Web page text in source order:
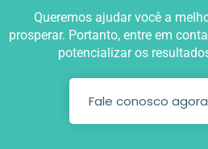
Queremos ajudar você a
prosperar. Portanto, entre em
potencializar os
Fale conosco